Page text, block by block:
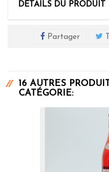
DÉTAILS DU PRODUIT
Partager
16 AUTRES
CATÉGORIE: